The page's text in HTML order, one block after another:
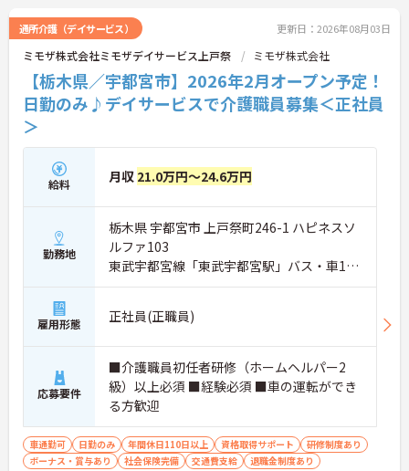
通所介護（デイサービス） 更新日：2026年08月03日
ミモザ株式会社ミモザデイサービス上戸祭 ミモザ株式会社
【栃木県／宇都宮市】2026年2月オープン予定！
日勤のみ♪デイサービスで介護職員募集＜正社員
＞
給料 月収 21.0万円～24.6万円
勤務地
栃木県 宇都宮市 上戸祭町246-1 ハピネスソ
ルファ103
東武宇都宮線「東武宇都宮駅」バス・車14
分
雇用形態 正社員(正職員)
応募要件
■介護職員初任者研修（ホームヘルパー2
級）以上必須 ■経験必須 ■車の運転ができ
る方歓迎
車通勤可 日勤のみ 年間休日110日以上 資格取得サポート
研修制度あり
ボーナス・賞与あり
社会保険完備 交通費支給 退職金制度あり